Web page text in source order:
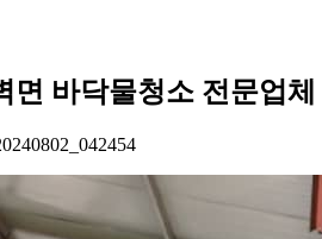
면 바닥물청소 전문업체